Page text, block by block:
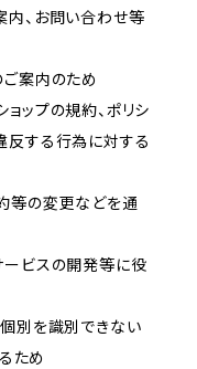
内、お問い合わせ等
ご案内のため
ョップの規約、ポリシ
反する行為に対する
等の変更などを通
ービスの開発等に役
個別を識別できない
ため